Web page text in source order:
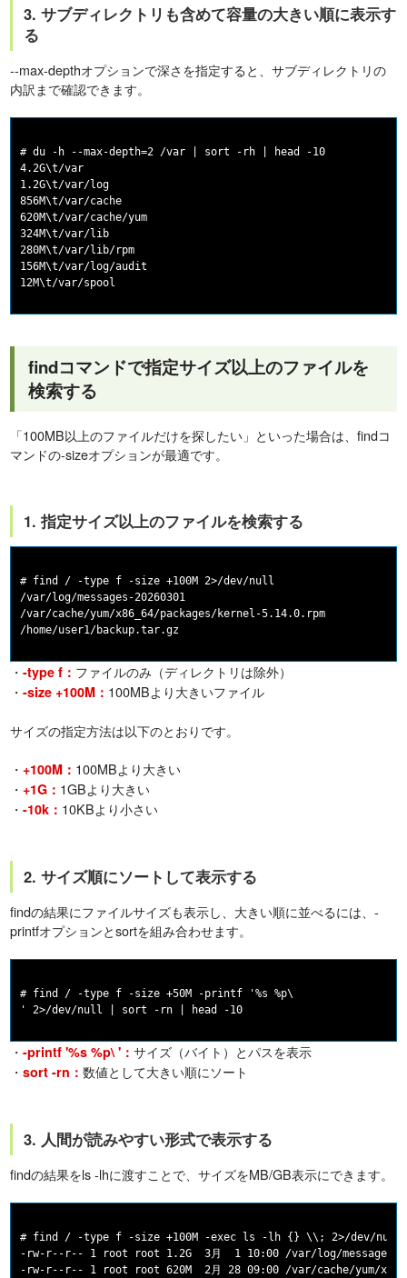
3. サブディレクトリも含めて容量の大きい順に表示す
る
--max-depthオプションで深さを指定すると、サブディレクトリの
内訳まで確認できます。
# du -h --max-depth=2 /var | sort -rh | head -10
4.2G\t/var
1.2G\t/var/log
856M\t/var/cache
620M\t/var/cache/yum
324M\t/var/lib
280M\t/var/lib/rpm
156M\t/var/log/audit
findコマンドで指定サイズ以上のファイルを
検索する
「100MB以上のファイルだけを探したい」といった場合は、findコ
マンドの-sizeオプションが最適です。
1. 指定サイズ以上のファイルを検索する
# find / -type f -size +100M 2>/dev/null
/var/log/messages-20260301
/var/cache/yum/x86_64/packages/kernel-5.14.0.rpm
・-type f： ファイルのみ（ディレクトリは除外）
・-size +100M： 100MBより大きいファイル
サイズの指定方法は以下のとおりです。
・+100M： 100MBより大きい
・+1G： 1GBより大きい
・-10k： 10KBより小さい
2. サイズ順にソートして表示する
findの結果にファイルサイズも表示し、大きい順に並べるには、-
printfオプションとsortを組み合わせます。
# find / -type f -size +50M -printf '%s %p\
・-printf '%s %p\ '：サイズ（バイト）とパスを表示
・sort -rn：数値として大きい順にソート
3. 人間が読みやすい形式で表示する
findの結果をls -lhに渡すことで、サイズをMB/GB表示にできます。
# find / -type f -size +100M -exec ls -lh {} \\; 2>/dev/
-rw-r--r-- 1 root root 1.2G  3月  1 10:00 /var/log/messages-
-rw-r--r-- 1 root root 620M  2月 28 09:00 /var/cache/yum/